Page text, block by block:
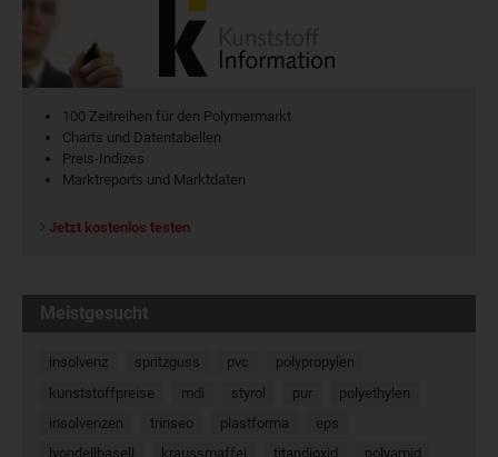
100 Zeitreihen für den Polymermarkt
Charts und Datentabellen
Preis-Indizes
Marktreports und Marktdaten
Jetzt kostenlos testen
Meistgesucht
insolvenz spritzguss pvc
polypropylen
kunststoffpreise
mdi styrol pur
polyethylen
insolvenzen
trinseo plastforma
eps
lyondellbasell
kraussmaffei titandioxid
polyamid